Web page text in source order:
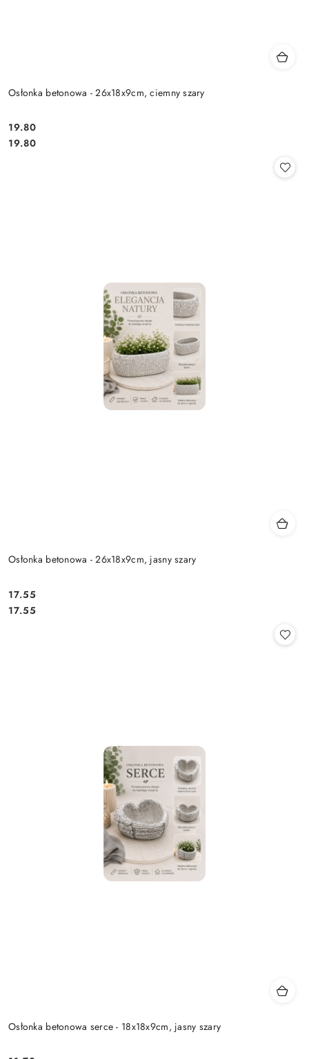
Osłonka betonowa - 26x18x9cm, ciemny szary
Cena:
19.80
Cena:
19.80
Osłonka betonowa - 26x18x9cm, jasny szary
Cena:
17.55
Cena:
17.55
Osłonka betonowa serce - 18x18x9cm, jasny szary